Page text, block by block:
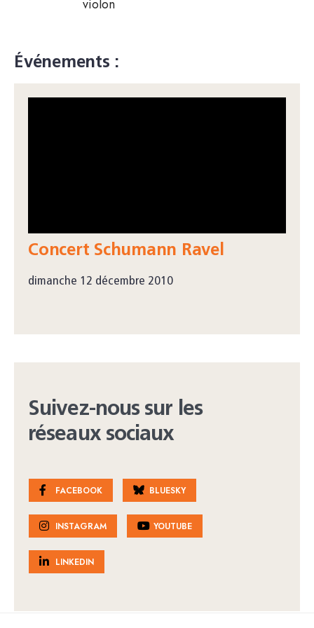
violon
Événements :
Concert Schumann Ravel
dimanche 12 décembre 2010
Suivez-nous sur les
réseaux sociaux
FACEBOOK BLUESKY
INSTAGRAM YOUTUBE
LINKEDIN